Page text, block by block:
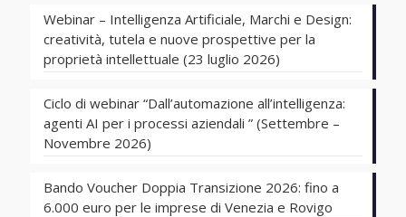
Webinar – Intelligenza Artificiale, Marchi e Design:
creatività, tutela e nuove prospettive per la
proprietà intellettuale (23 luglio 2026)
Ciclo di webinar “Dall’automazione all’intelligenza:
agenti AI per i processi aziendali ” (Settembre –
Novembre 2026)
Bando Voucher Doppia Transizione 2026: fino a
6.000 euro per le imprese di Venezia e Rovigo